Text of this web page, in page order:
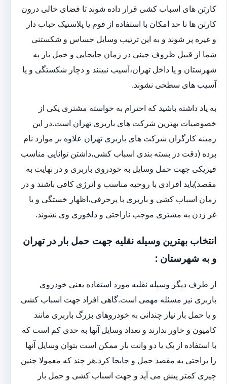
کارتن های اسباب کشی قرار داده شوند تا فضای خالی درون
کارتن ها تا حد امکان با استفاده از فوم یا پلاستیک حباب دار
و غیره پر شوند و به این ترتیب وسایل حساس و شکستنی
شما از قبیل ظروف چینی در زمان جابجایی و حمل بار به
شهرستان و یا داخل تهران،آسیب نبینند و دچار شکستگی و یا
آسیب های سطحی نشوند.
به یاد داشته باشید که احترام به خواسته مشتری یکی از
خصوصیات بهترین شرکت های باربری تهران است.در این
زمینه کارگران شرکت های باربری تهران علاوه بر موارد نام
برده (دقت در بسته بندی اسباب کشی،داشتن توانایی مناسب
فیزیکی جهت حمل وسایل به خودروی باربری و در نهایت به
مقصد)باید افرادی با روحیه مناسب و انرژی کافی باشند و در
زمان اسباب کشی و باربری با پرحرفی،اظهار خستگی و یا
غر زدن به مشتری موجب ناراحتی و دلخوری وی نشوند.
انتخاب بهترین وسیله نقلیه جهت حمل بار در تهران
و به شهرستان :
از طرف دیگر وسیله نقلیه مورد استفاده یعنی خودروی
باربری نیز مسئله مهمی است.گاهی افراد جهت اسباب کشی
و یا حمل بار نیاز چندانی به خودروهای بزرگ باربری مانند
کامیون و خاور ندارند و تعداد وسایل آنها به حدی کم است که
با استفاده از یک یا دو وانت بار ممکن است بتوان وسایل آنها
را براحتی به مقصد حمل و جابجا کرد.هر چند که معمولا چنین
چیزی کمتر پیش می آید و جهت اسباب کشی و حمل بار